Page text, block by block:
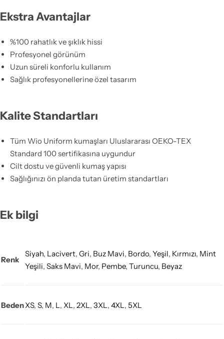
Ekstra Avantajlar
%100 rahatlık ve şıklık hissi
Profesyonel görünüm
Uzun süreli konforlu kullanım
Sağlık profesyonellerine özel tasarım
Kalite Standartları
Tüm Wio Uniform kumaşları Uluslararası OEKO-TEX
Standard 100 sertifikasına uygundur
Cilt dostu ve güvenli kumaş yapısı
Sağlığınızı ön planda tutan üretim standartları
Ek bilgi
Renk
Siyah, Lacivert, Gri, Buz Mavi, Bordo, Yeşil, Kırmızı, Mint
Yeşili, Saks Mavi, Mor, Pembe, Turuncu, Beyaz
BedenXS, S, M, L , XL , 2XL , 3XL , 4XL , 5XL